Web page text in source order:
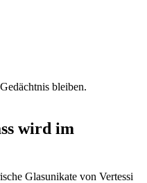
wird im
Glasunikate von Vertessi